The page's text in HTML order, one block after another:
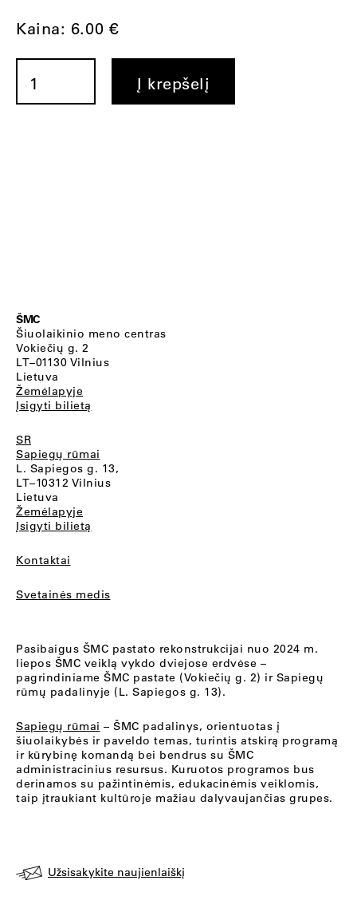
Kaina: 6.00 €
produkto
kiekis:
egl?
Rakauskaitė)
Į krepšelį
ŠMC
Šiuolaikinio meno centras
Vokiečių g. 2
LT–01130 Vilnius
Lietuva
Žemėlapyje
Įsigyti bilietą
SR
Sapiegų rūmai
L. Sapiegos g. 13,
LT–10312 Vilnius
Lietuva
Žemėlapyje
Įsigyti bilietą
Kontaktai
Svetainės medis
Pasibaigus ŠMC pastato rekonstrukcijai nuo 2024 m.
liepos ŠMC veiklą vykdo dviejose erdvėse –
pagrindiniame ŠMC pastate (Vokiečių g. 2) ir Sapiegų
rūmų padalinyje (L. Sapiegos g. 13).
Sapiegų rūmai – ŠMC padalinys, orientuotas į
šiuolaikybės ir paveldo temas, turintis atskirą programą
ir kūrybinę komandą bei bendrus su ŠMC
administracinius resursus. Kuruotos programos bus
derinamos su pažintinėmis, edukacinėmis veiklomis,
taip įtraukiant kultūroje mažiau dalyvaujančias grupes.
Užsisakykite naujienlaiškį